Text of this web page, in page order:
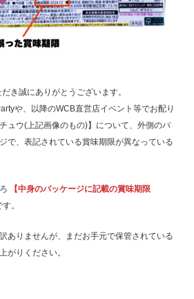
き誠にありがとうございます。
や、以降のWCB直営店イベント等でお配り
ュウ(上記画像のもの)】について、外側のパ
で、表記されている賞味期限が異なっている
【中身のパッケージに記載の賞味期限
。
ありませんが、まだお手元で保管されている
がりください。